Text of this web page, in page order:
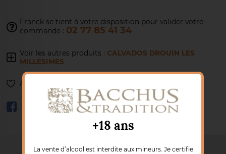
Franck se tient à votre disposition pour valider votre
commande : 02 77 85 41 34
Voir les autres produits : CALVADOS DROUIN LES
MILLESIMES
Ajouter à ma liste de souhaits
+18 ans
La vente d’alcool est interdite aux mineurs. Je certifie